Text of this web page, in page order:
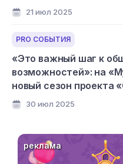
21 июл 2025
PRO СОБЫТИЯ
«Это важный шаг к
возможностей»: на
новый сезон проекта
мультфильмов»
30 июл 2025
реклама